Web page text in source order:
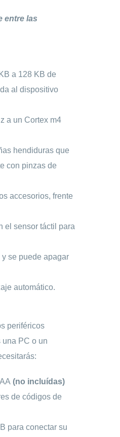
entre las
a 128 KB de
al dispositivo
a un Cortex m4
hendiduras que
con pinzas de
accesorios, frente
el sensor táctil para
se puede apagar
automático.
periféricos
una PC o un
(no incluídas)
de códigos de
para conectar su